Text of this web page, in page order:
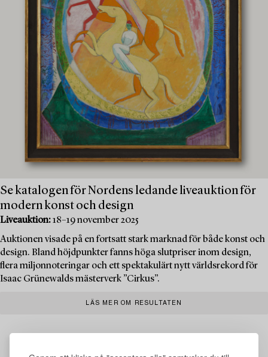
Se katalogen för Nordens ledande liveauktion för
modern konst och design
Liveauktion:18–19 november 2025
Auktionen visade på en fortsatt stark marknad för både konst och
design. Bland höjdpunkter fanns höga slutpriser inom design,
flera miljonnoteringar och ett spektakulärt nytt världsrekord för
Isaac Grünewalds mästerverk ”Cirkus”.
LÄS MER OM RESULTATEN